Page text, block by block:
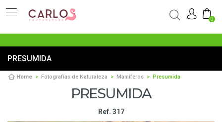
0
PRESUMIDA
Home Fotografías de Naturaleza Mamíferos Presumida
PRESUMIDA
Ref. 317